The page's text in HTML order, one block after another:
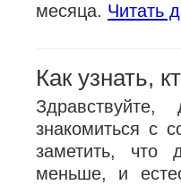
месяца. Читать
Как узнать,
знакомиться с
заметить, что
меньше, и